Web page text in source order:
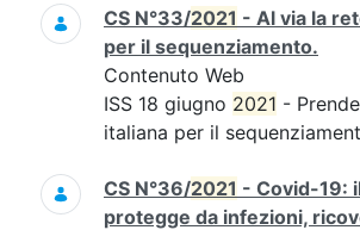
CS N°33/2021 - Al via la
per il sequenziamento.
Contenuto Web
ISS 18 giugno 2021 -
italiana per il
CS N°36/2021 - Covid-19:
protegge da infezioni,